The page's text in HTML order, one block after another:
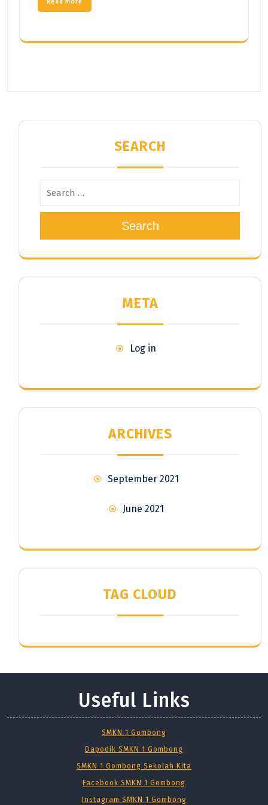
Read More
SEARCH
Search
META
Log in
ARCHIVES
September 2021
June 2021
TAG CLOUD
Useful Links
SMKN 1 Gombong
Dapodik SMKN 1 Gombong
SMKN 1 Gombong Sekolah Kita
Facebook SMKN 1 Gombong
Instagram SMKN 1 Gombong